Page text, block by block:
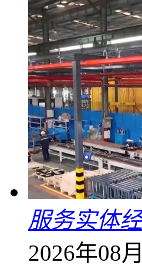
服务实体
2026年08